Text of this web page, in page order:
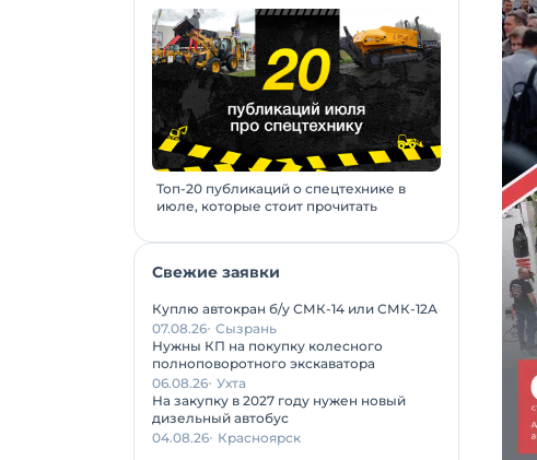
Топ-20 публикаций о спецтехнике в
июле, которые стоит прочитать
Свежие заявки
Куплю автокран б/у СМК-14 или СМК-12А
07.08.26 Сызрань
Нужны КП на покупку колесного
полноповоротного экскаватора
06.08.26 Ухта
На закупку в 2027 году нужен новый
дизельный автобус
04.08.26 Красноярск